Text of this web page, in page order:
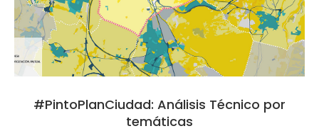
#PintoPlanCiudad: Análisis Técnico por
temáticas